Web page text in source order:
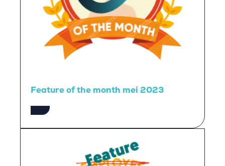
Feature of the month mei 2023